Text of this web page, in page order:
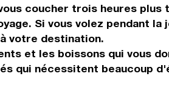
coucher trois heures
Si vous volez pendant
votre destination.
et les boissons qui vous
qui nécessitent beaucoup